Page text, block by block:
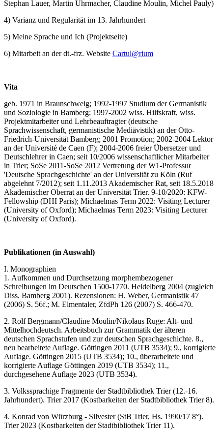
Stephan Lauer, Martin Uhrmacher, Claudine Moulin, Michel Pauly)
4) Varianz und Regularität im 13. Jahrhundert
5) Meine Sprache und Ich (Projektseite)
6) Mitarbeit an der dt.-frz. Website Cartul@rium
Vita
geb. 1971 in Braunschweig; 1992-1997 Studium der Germanistik
und Soziologie in Bamberg; 1997-2002 wiss. Hilfskraft, wiss.
Projektmitarbeiter und Lehrbeauftragter (deutsche
Sprachwissenschaft, germanistische Mediävistik) an der Otto-
Friedrich-Universität Bamberg; 2001 Promotion; 2002-2004 Lektor
an der Université de Caen (F); 2004-2006 freier Übersetzer und
Deutschlehrer in Caen; seit 10/2006 wissenschaftlicher Mitarbeiter
in Trier; SoSe 2011-SoSe 2012 Vertretung der W1-Professur
'Deutsche Sprachgeschichte' an der Universität zu Köln (Ruf
abgelehnt 7/2012); seit 1.11.2013 Akademischer Rat, seit 18.5.2018
Akademischer Oberrat an der Universität Trier. 9-10/2020: KFW-
Fellowship (DHI Paris); Michaelmas Term 2022: Visiting Lecturer
(University of Oxford); Michaelmas Term 2023: Visiting Lecturer
(University of Oxford).
Publikationen (in Auswahl)
I. Monographien
1. Aufkommen und Durchsetzung morphembezogener
Schreibungen im Deutschen 1500-1770. Heidelberg 2004 (zugleich
Diss. Bamberg 2001). Rezensionen: H. Weber, Germanistik 47
(2006) S. 56f.; M. Elmentaler, ZfdPh 126 (2007) S. 466-470.
2. Rolf Bergmann/Claudine Moulin/Nikolaus Ruge: Alt- und
Mittelhochdeutsch. Arbeitsbuch zur Grammatik der älteren
deutschen Sprachstufen und zur deutschen Sprachgeschichte. 8.,
neu bearbeitete Auflage. Göttingen 2011 (UTB 3534); 9., korrigierte
Auflage. Göttingen 2015 (UTB 3534); 10., überarbeitete und
korrigierte Auflage Göttingen 2019 (UTB 3534); 11.,
durchgesehene Auflage 2023 (UTB 3534).
3. Volkssprachige Fragmente der Stadtbibliothek Trier (12.-16.
Jahrhundert). Trier 2017 (Kostbarkeiten der Stadtbibliothek Trier 8).
4. Konrad von Würzburg - Silvester (StB Trier, Hs. 1990/17 8°).
Trier 2023 (Kostbarkeiten der Stadtbibliothek Trier 11).